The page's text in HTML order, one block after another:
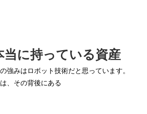
当に持っている資産
強みはロボット技術だと思っています。
、その背後にある